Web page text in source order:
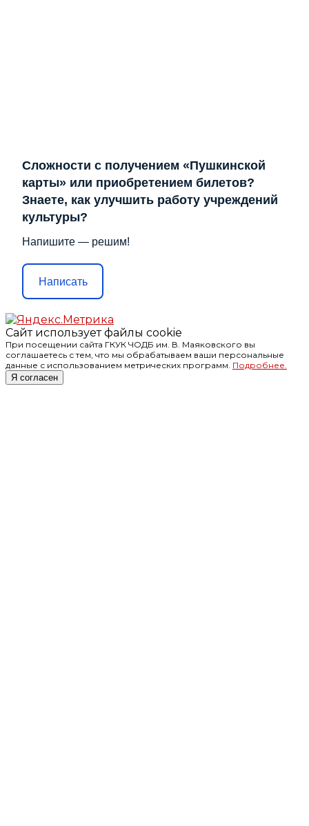
Сложности с получением «Пушкинской
карты» или приобретением билетов?
Знаете, как улучшить работу учреждений
культуры?
Напишите — решим!
Написать
Сайт использует файлы cookie
При посещении сайта ГКУК ЧОДБ им. В. Маяковского вы
соглашаетесь с тем, что мы обрабатываем ваши персональные
данные с использованием метрических программ. Подробнее.
Я согласен